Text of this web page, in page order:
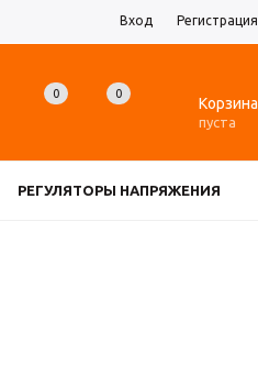
Вход Регистрация
0 0
Корзина
пуста
РЕГУЛЯТОРЫ НАПРЯЖЕНИЯ